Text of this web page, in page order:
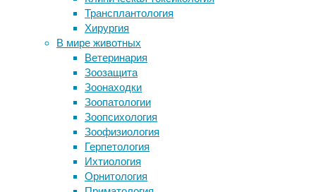
Трансплантология
Хирургия
В мире животных
Ветеринария
Зоозащита
Зоонаходки
Зоопатологии
Зоопсихология
Зоофизиология
Герпетология
Ихтиология
Орнитология
когнитивистика,
обучение,
поведение,
приматология
Ученые
США
показали,
бонобо
способны
отслеживать
Модифицированные
микроводоросли помогут защитить
кораллы от массового
обесцвечивания из-за изменений
климата
Ученые подсчитали количество птиц
в мире
Кости из полиэтилена
Физики объяснили зеленые закаты
после извержения Кракатау в 1883
году